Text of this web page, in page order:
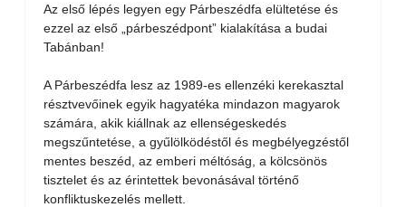
Az első lépés legyen egy Párbeszédfa elültetése és
ezzel az első „párbeszédpont” kialakítása a budai
Tabánban!
A Párbeszédfa lesz az 1989-es ellenzéki kerekasztal
résztvevőinek egyik hagyatéka mindazon magyarok
számára, akik kiállnak az ellenségeskedés
megszűntetése, a gyűlölködéstől és megbélyegzéstől
mentes beszéd, az emberi méltóság, a kölcsönös
tisztelet és az érintettek bevonásával történő
konfliktuskezelés mellett.